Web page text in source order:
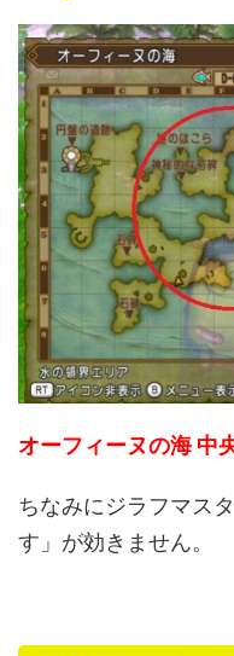
オーフィーヌの海 中
ちなみにジラフマス
す」が効きません。